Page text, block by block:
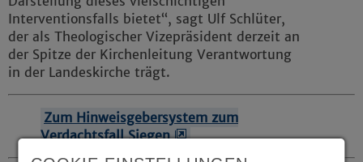
Interventionsfalls bietet“, sagt Ulf Schlüter,
der als Theologischer Vizepräsident derzeit an
der Spitze der Kirchenleitung Verantwortung
in der Landeskirche trägt.
Zum Hinweisgebersystem zum
Verdachtsfall Siegen